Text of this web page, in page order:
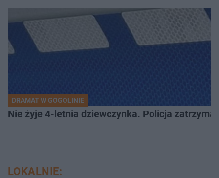
DRAMAT W GOGOLINIE
Nie żyje 4-letnia dziewczynka. Policja
LOKALNIE: